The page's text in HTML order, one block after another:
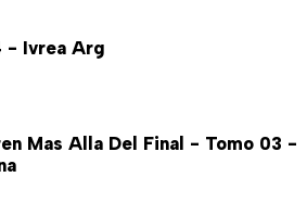
- Ivrea Arg
Mas Alla Del Final - Tomo 03 -